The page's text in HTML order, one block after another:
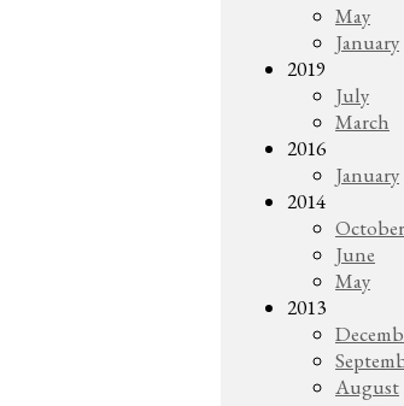
May
January
2019
July
March
2016
January
2014
October
June
May
2013
August